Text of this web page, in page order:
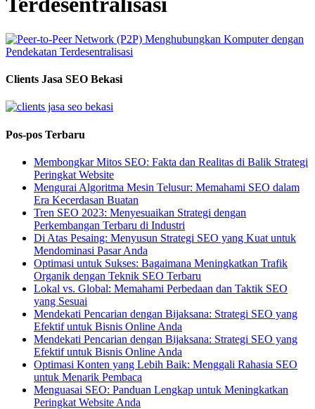
Clients Jasa SEO Bekasi
Pos-pos Terbaru
Membongkar Mitos SEO: Fakta dan Realitas di Balik Strategi
Peringkat Website
Mengurai Algoritma Mesin Telusur: Memahami SEO dalam
Era Kecerdasan Buatan
Tren SEO 2023: Menyesuaikan Strategi dengan
Perkembangan Terbaru di Industri
Di Atas Pesaing: Menyusun Strategi SEO yang Kuat untuk
Mendominasi Pasar Anda
Optimasi untuk Sukses: Bagaimana Meningkatkan Trafik
Organik dengan Teknik SEO Terbaru
Lokal vs. Global: Memahami Perbedaan dan Taktik SEO
yang Sesuai
Mendekati Pencarian dengan Bijaksana: Strategi SEO yang
Efektif untuk Bisnis Online Anda
Mendekati Pencarian dengan Bijaksana: Strategi SEO yang
Efektif untuk Bisnis Online Anda
Optimasi Konten yang Lebih Baik: Menggali Rahasia SEO
untuk Menarik Pembaca
Menguasai SEO: Panduan Lengkap untuk Meningkatkan
Peringkat Website Anda